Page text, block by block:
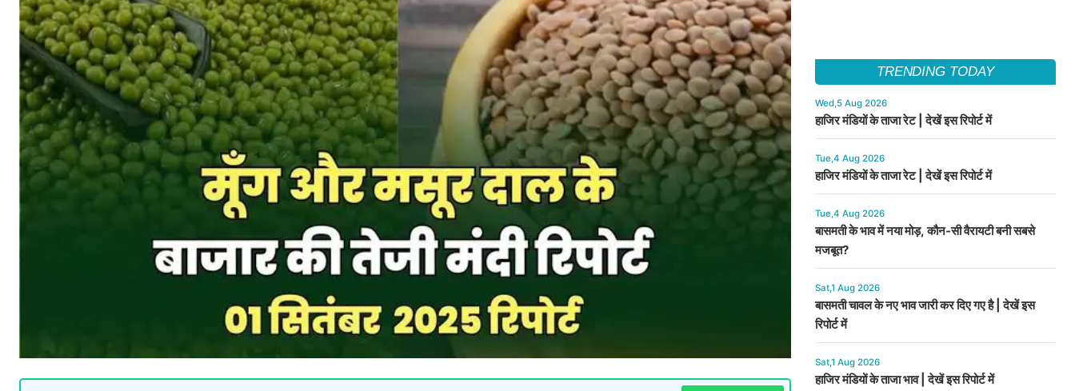
TRENDING TODAY
Wed,5 Aug 2026
हाजिर मंडियों के ताजा रेट | देखें इस रिपोर्ट में
Tue,4 Aug 2026
हाजिर मंडियों के ताजा रेट | देखें इस रिपोर्ट में
Tue,4 Aug 2026
बासमती के भाव में नया मोड़, कौन-सी वैरायटी बनी सबसे
मजबूत?
Sat,1 Aug 2026
बासमती चावल के नए भाव जारी कर दिए गए है | देखें इस
रिपोर्ट में
Sat,1 Aug 2026
हाजिर मंडियों के ताजा भाव | देखें इस रिपोर्ट में